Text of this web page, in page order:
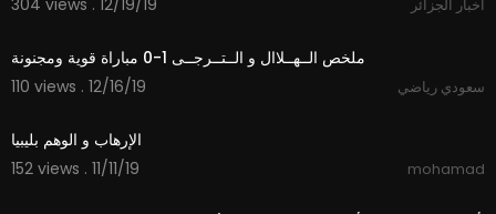
304 views . 12/19/19
أخبار الجزائر
ملخص الــهــلاال و الــتــرجــى 1-0 مباراة قوية ومجنونة
110 views . 12/16/19
سعودي رياضي
الإرهاب و الوهم بليبيا
152 views . 11/11/19
mohamad